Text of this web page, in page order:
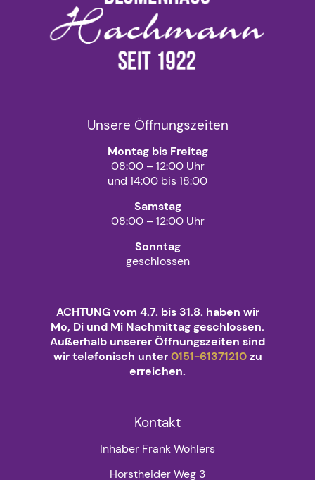
Unsere Öffnungszeiten
Montag bis Freitag
08:00 – 12:00 Uhr
und 14:00 bis 18:00
Samstag
08:00 – 12:00 Uhr
Sonntag
geschlossen
ACHTUNG vom 4.7. bis 31.8. haben wir
Mo, Di und Mi Nachmittag geschlossen.
Außerhalb unserer Öffnungszeiten sind
wir telefonisch unter0151-61371210zu
erreichen.
Kontakt
Inhaber Frank Wohlers
Horstheider Weg 3